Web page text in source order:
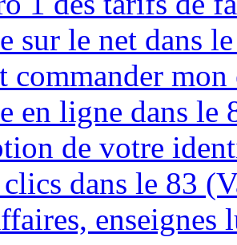
sur le net dans
commander
en ligne dans le
de votre
dans le 83
enseignes